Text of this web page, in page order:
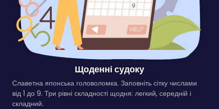
Щоденні судоку
Славетна японська головоломка. Заповніть сітку числами
від 1 до 9. Три рівні складності щодня: легкий, середній і
складний.